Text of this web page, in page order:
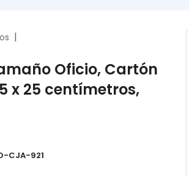
|
Oficio, Cartón
x 25 centímetros,
CJA-921